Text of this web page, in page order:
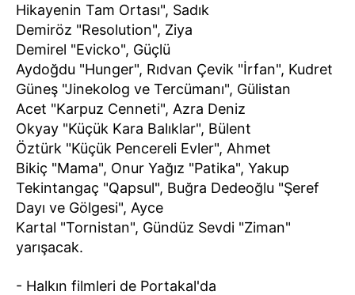
Hikayenin Tam Ortası", Sadık
Demiröz "Resolution", Ziya
Demirel "Evicko", Güçlü
Aydoğdu "Hunger", Rıdvan Çevik "İrfan", Kudret
Güneş "Jinekolog ve Tercümanı", Gülistan
Acet "Karpuz Cenneti", Azra Deniz
Okyay "Küçük Kara Balıklar", Bülent
Öztürk "Küçük Pencereli Evler", Ahmet
Bikiç "Mama", Onur Yağız "Patika", Yakup
Tekintangaç "Qapsul", Buğra Dedeoğlu "Şeref
Dayı ve Gölgesi", Ayce
Kartal "Tornistan", Gündüz Sevdi "Ziman"
yarışacak.
- Halkın filmleri de Portakal'da